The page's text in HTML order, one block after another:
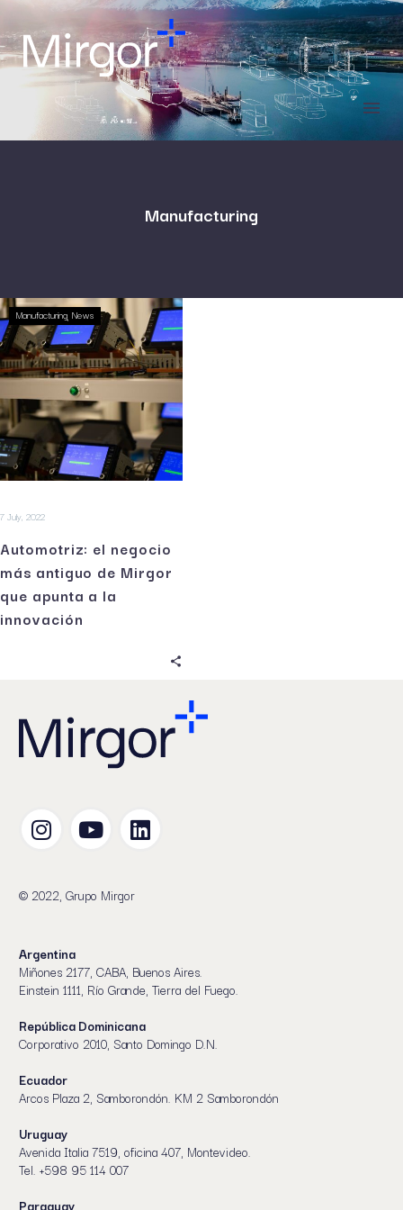
Manufacturing
Manufacturing News
7 July, 2022
Automotriz: el negocio
más antiguo de Mirgor
que apunta a la
innovación
© 2022, Grupo Mirgor
Argentina
Miñones 2177, CABA, Buenos Aires.
Einstein 1111, Río Grande, Tierra del Fuego.
República Dominicana
Corporativo 2010, Santo Domingo D.N.
Ecuador
Arcos Plaza 2, Samborondón. KM 2 Samborondón
Uruguay
Avenida Italia 7519, oficina 407, Montevideo.
Tel. +598 95 114 007
Paraguay